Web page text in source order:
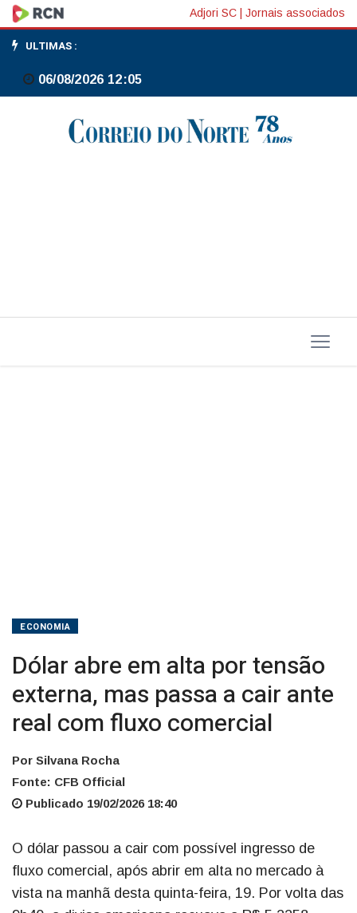
Dólar
abre
em
a
Adjori SC Jornais associados
ULTIMAS :
06/08/2026 12:05
ECONOMIA
Dólar abre em alta por tensão
externa, mas passa a cair ante
real com fluxo comercial
Por Silvana Rocha
Fonte: CFB Official
Publicado 19/02/2026 18:40
O dólar passou a cair com possível ingresso de
fluxo comercial, após abrir em alta no mercado à
vista na manhã desta quinta-feira, 19. Por volta das